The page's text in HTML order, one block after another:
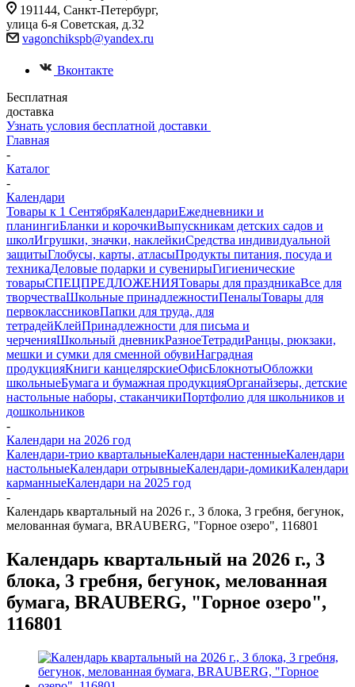
191144, Санкт-Петербург,
улица 6-я Советская, д.32
vagonchikspb@yandex.ru
Вконтакте
Бесплатная
доставка
Узнать условия бесплатной доставки
Главная
-
Каталог
-
Календари
Товары к 1 СентябряКалендариЕжедневники и
планингиБланки и корочкиВыпускникам детских садов и
школИгрушки, значки, наклейкиСредства индивидуальной
защитыГлобусы, карты, атласыПродукты питания, посуда и
техникаДеловые подарки и сувенирыГигиенические
товарыСПЕЦПРЕДЛОЖЕНИЯТовары для праздникаВсе для
творчестваШкольные принадлежностиПеналыТовары для
первоклассниковПапки для труда, для
тетрадейКлейПринадлежности для письма и
черченияШкольный дневникРазноеТетрадиРанцы, рюкзаки,
мешки и сумки для сменной обувиНаградная
продукцияКниги канцелярскиеОфисБлокнотыОбложки
школьныеБумага и бумажная продукцияОрганайзеры, детские
настольные наборы, стаканчикиПортфолио для школьников и
дошкольников
-
Календари на 2026 год
Календари-трио квартальныеКалендари настенныеКалендари
настольныеКалендари отрывныеКалендари-домикиКалендари
карманныеКалендари на 2025 год
-
Календарь квартальный на 2026 г., 3 блока, 3 гребня, бегунок,
мелованная бумага, BRAUBERG, "Горное озеро", 116801
Календарь квартальный на 2026 г., 3
блока, 3 гребня, бегунок, мелованная
бумага, BRAUBERG, "Горное озеро",
116801